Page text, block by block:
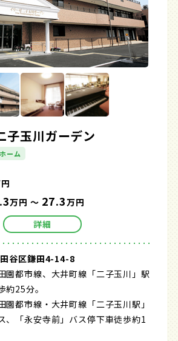
子玉川ガーデン
ーム
万円 ～ 27.3万円
詳細
谷区鎌田4-14-8
園都市線、大井町線「二子玉川」駅
約25分。
園都市線・大井町線「二子玉川駅」
、「永安寺前」バス停下車徒歩約1